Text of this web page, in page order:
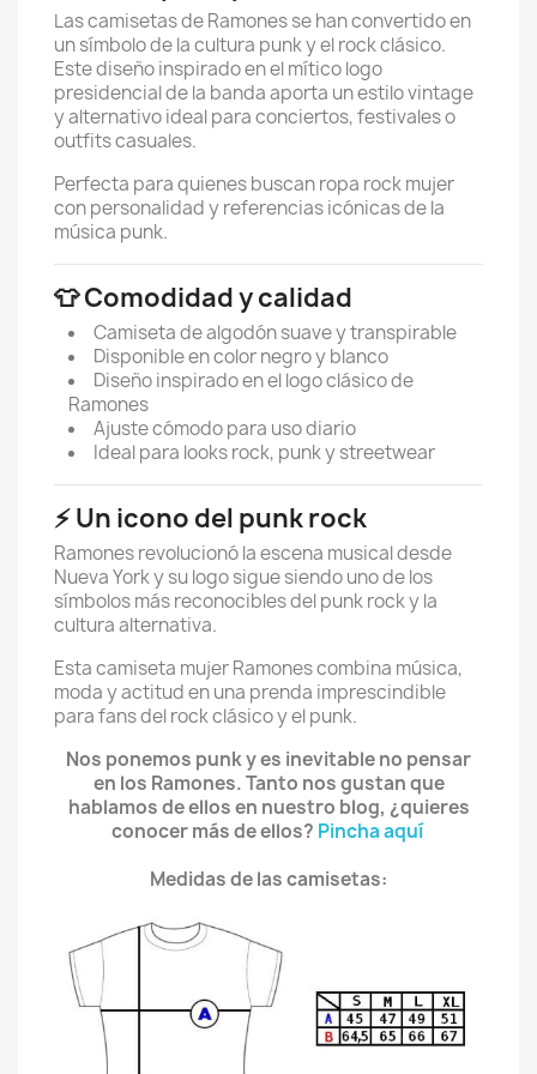
Las camisetas de Ramones se han convertido en
un símbolo de la cultura punk y el rock clásico.
Este diseño inspirado en el mítico logo
presidencial de la banda aporta un estilo vintage
y alternativo ideal para conciertos, festivales o
outfits casuales.
Perfecta para quienes buscan ropa rock mujer
con personalidad y referencias icónicas de la
música punk.
👕 Comodidad y calidad
Camiseta de algodón suave y transpirable
Disponible en color negro y blanco
Diseño inspirado en el logo clásico de
Ramones
Ajuste cómodo para uso diario
Ideal para looks rock, punk y streetwear
⚡ Un icono del punk rock
Ramonesrevolucionó la escena musical desde
Nueva York y su logo sigue siendo uno de los
símbolos más reconocibles del punk rock y la
cultura alternativa.
Esta camiseta mujer Ramones combina música,
moda y actitud en una prenda imprescindible
para fans del rock clásico y el punk.
Nos ponemos punk y es inevitable no pensar
en los Ramones. Tanto nos gustan que
hablamos de ellos en nuestro blog, ¿quieres
conocer más de ellos? Pincha aquí
Medidas de las camisetas: